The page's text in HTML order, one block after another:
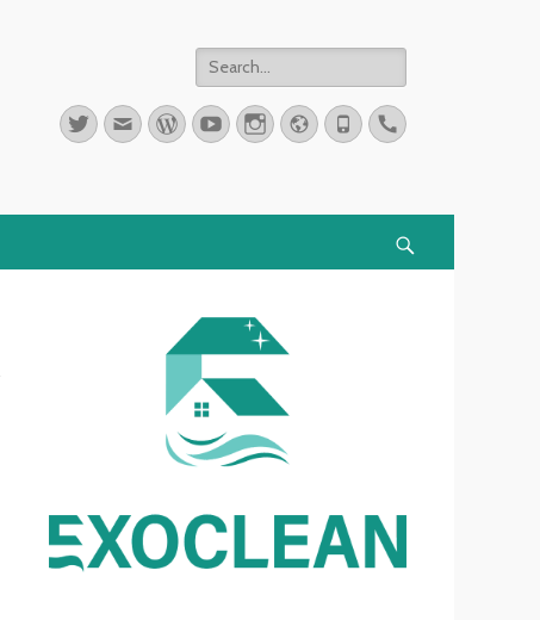
Search
for:
TwitterEmailWordPress
YouTubeInstagram
Website
PhoneHandset